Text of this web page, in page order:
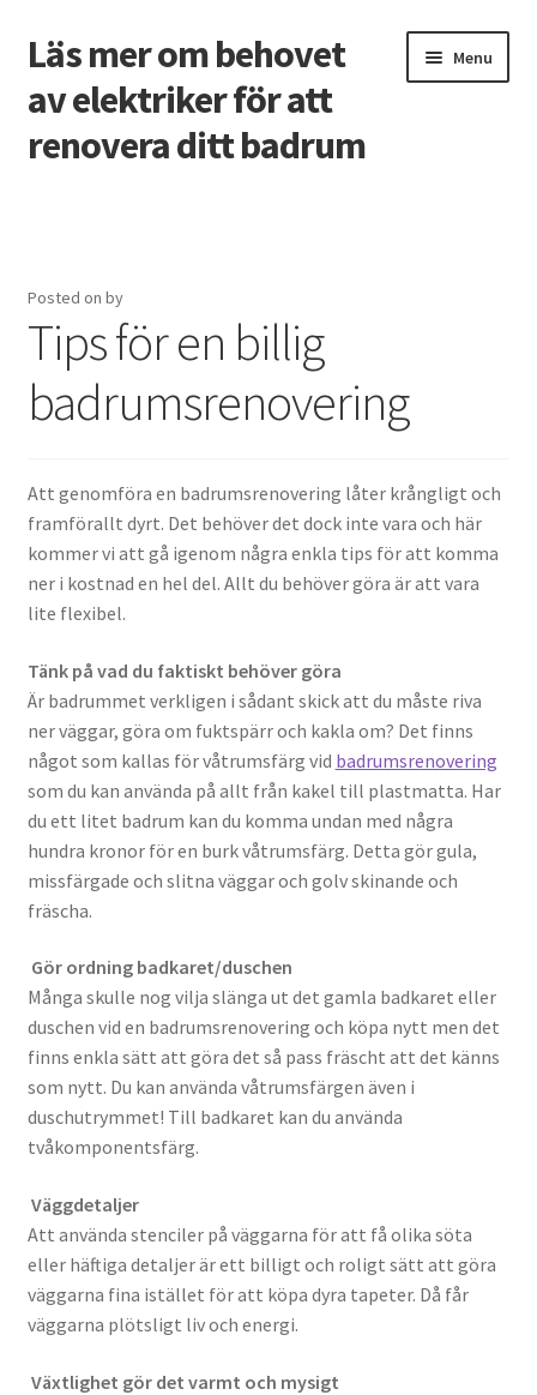
Skip
to
navigation
Skip
to
content
Läs mer om behovet
av elektriker för att
renovera ditt badrum
Menu
ringa rörmokare
Ansökan om ett företagslån
Designa hemsida skapa rätt första intryck online
Free spins på casino utan svensk licens
Hur mycket måste jag tjäna för att få lån?
Läckor
Så hittar du kapital för att växa som företag
Vanliga skäl för avslag på ROT avdrag
Vilka lån ska man inte ta?
Posted on by
Tips för en billig
badrumsrenovering
Att genomföra en badrumsrenovering låter krångligt och
framförallt dyrt. Det behöver det dock inte vara och här
kommer vi att gå igenom några enkla tips för att komma
ner i kostnad en hel del. Allt du behöver göra är att vara
lite flexibel.
Tänk på vad du faktiskt behöver göra
Är badrummet verkligen i sådant skick att du måste riva
ner väggar, göra om fuktspärr och kakla om? Det finns
något som kallas för våtrumsfärg vid badrumsrenovering
som du kan använda på allt från kakel till plastmatta. Har
du ett litet badrum kan du komma undan med några
hundra kronor för en burk våtrumsfärg. Detta gör gula,
missfärgade och slitna väggar och golv skinande och
fräscha.
Gör ordning badkaret/duschen
Många skulle nog vilja slänga ut det gamla badkaret eller
duschen vid en badrumsrenovering och köpa nytt men det
finns enkla sätt att göra det så pass fräscht att det känns
som nytt. Du kan använda våtrumsfärgen även i
duschutrymmet! Till badkaret kan du använda
tvåkomponentsfärg.
Väggdetaljer
Att använda stenciler på väggarna för att få olika söta
eller häftiga detaljer är ett billigt och roligt sätt att göra
väggarna fina istället för att köpa dyra tapeter. Då får
väggarna plötsligt liv och energi.
Växtlighet gör det varmt och mysigt